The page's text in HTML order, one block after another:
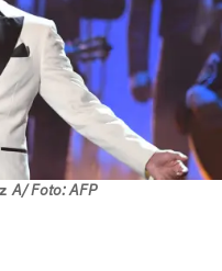
A/ Foto: AFP